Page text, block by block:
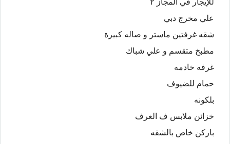
للإيجار في المجاز ٢
علي مخرج دبي
شقه غرفتين ماستر و صاله كبيرة
مطبخ متقسم و علي شباك
غرفه خادمه
حمام للضيوف
بلكونه
خزائن ملابس ف الغرف
باركن خاص بالشقه